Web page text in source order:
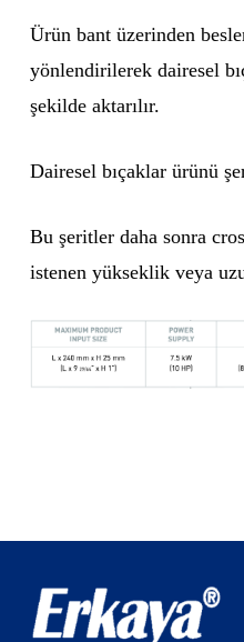
Ürün bant üzerinden
yönlendirilerek dairesel
şekilde aktarılır.
Dairesel bıçaklar ürünü
Bu şeritler daha sonra
istenen yükseklik veya